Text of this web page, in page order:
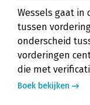
Wessels gaat in
tussen
onderscheid
vorderingen
die met
Boek bekijken